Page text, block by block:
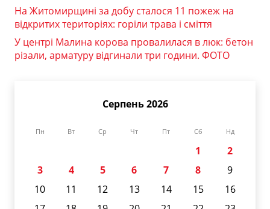
На Житомирщині за добу сталося 11 пожеж на
відкритих територіях: горіли трава і сміття
У центрі Малина корова провалилася в люк: бетон
різали, арматуру відгинали три години. ФОТО
Серпень 2026
Пн Вт Ср Чт Пт Сб Нд
1
2
3
4 5 6 7 8
9
10
11 12 13 14 15
16